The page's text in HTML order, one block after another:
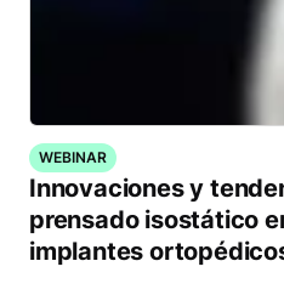
WEBINAR
Innovaciones y
prensado isostático
implantes